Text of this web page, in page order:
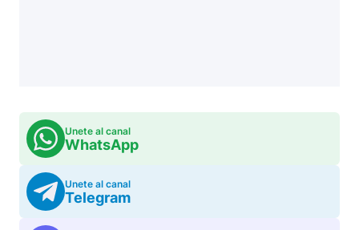
Unete al canal
WhatsApp
Unete al canal
Telegram